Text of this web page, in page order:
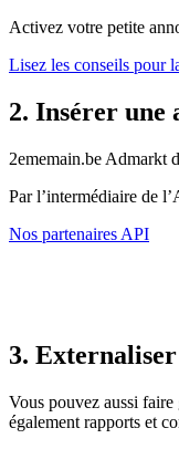
Activez votre petite
Lisez les conseils pour
2. Insérer une
2ememain.be Admarkt
Par l’intermédiaire de
Nos partenaires API
3.
Vous pouvez aussi
également rapports et